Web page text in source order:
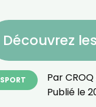
Découvrez
SPORT Par
Publié le